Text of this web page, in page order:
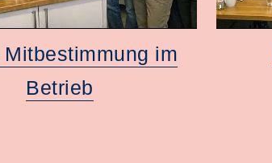
Mitbestimmung im
Betrieb